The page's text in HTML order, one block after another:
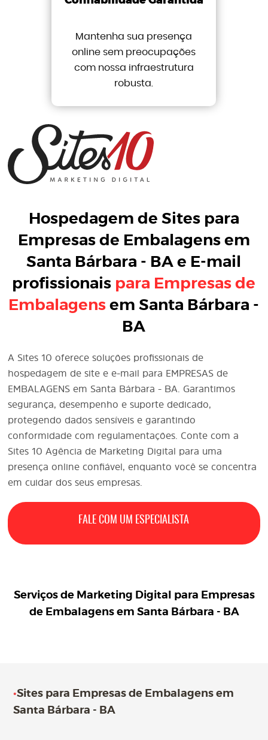
Mantenha sua presença
online sem preocupações
com nossa infraestrutura
robusta.
Hospedagem de Sites para
Empresas de Embalagens em
Santa Bárbara - BA e E-mail
profissionais para Empresas de
Embalagens em Santa Bárbara -
BA
A Sites 10 oferece soluções profissionais de
hospedagem de site e e-mail para EMPRESAS de
EMBALAGENS em Santa Bárbara - BA. Garantimos
segurança, desempenho e suporte dedicado,
protegendo dados sensíveis e garantindo
conformidade com regulamentações. Conte com a
Sites 10 Agência de Marketing Digital para uma
presença online confiável, enquanto você se concentra
em cuidar dos seus empresas.
FALE COM UM ESPECIALISTA
Serviços de Marketing Digital para Empresas
de Embalagens em Santa Bárbara - BA
•Sites para Empresas de Embalagens em
Santa Bárbara - BA